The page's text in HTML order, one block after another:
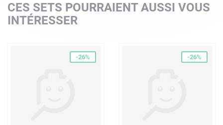
CES SETS POURRAIENT AUSSI VOUS
INTÉRESSER
-26% -26%